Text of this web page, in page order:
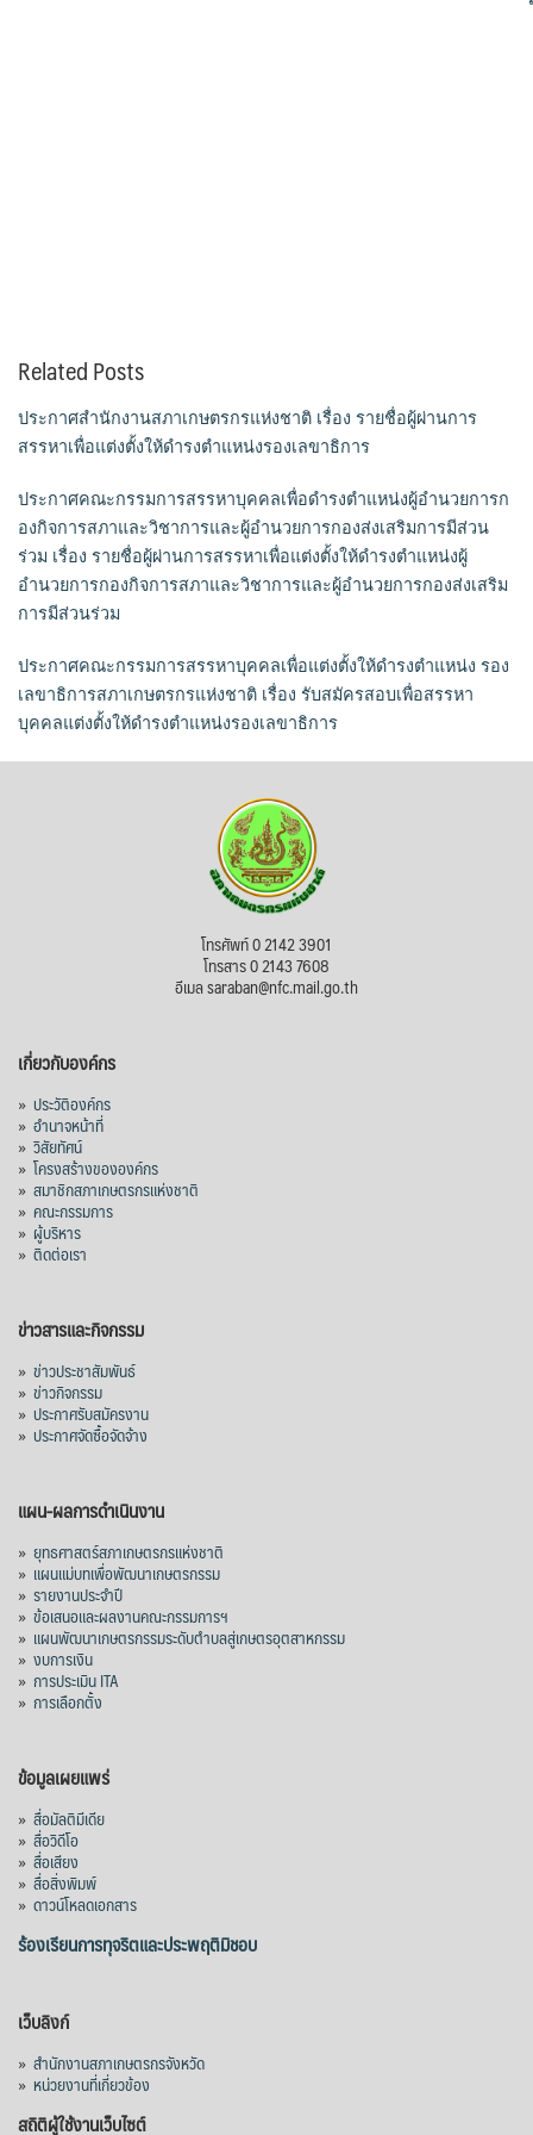
Related Posts
ประกาศสำนักงานสภาเกษตรกรแห่งชาติ เรื่อง รายชื่อผู้ผ่านการ
สรรหาเพื่อแต่งตั้งให้ดำรงตำแหน่งรองเลขาธิการ
ประกาศคณะกรรมการสรรหาบุคคลเพื่อดำรงตำแหน่งผู้อำนวยการก
องกิจการสภาและวิชาการและผู้อำนวยการกองส่งเสริมการมีส่วน
ร่วม เรื่อง รายชื่อผู้ผ่านการสรรหาเพื่อแต่งตั้งให้ดำรงตำแหน่งผู้
อำนวยการกองกิจการสภาและวิชาการและผู้อำนวยการกองส่งเสริม
การมีส่วนร่วม
ประกาศคณะกรรมการสรรหาบุคคลเพื่อแต่งตั้งให้ดำรงตำแหน่ง รอง
เลขาธิการสภาเกษตรกรแห่งชาติ เรื่อง รับสมัครสอบเพื่อสรรหา
บุคคลแต่งตั้งให้ดำรงตำแหน่งรองเลขาธิการ
โทรศัพท์ 0 2142 3901
โทรสาร 0 2143 7608
อีเมล saraban@nfc.mail.go.th
เกี่ยวกับองค์กร
» ประวัติองค์กร
» อำนาจหน้าที่
» วิสัยทัศน์
» โครงสร้างขององค์กร
» สมาชิกสภาเกษตรกรแห่งชาติ
» คณะกรรมการ
» ผู้บริหาร
» ติดต่อเรา
ข่าวสารและกิจกรรม
» ข่าวประชาสัมพันธ์
» ข่าวกิจกรรม
» ประกาศรับสมัครงาน
» ประกาศจัดซื้อจัดจ้าง
แผน-ผลการดำเนินงาน
» ยุทธศาสตร์สภาเกษตรกรแห่งชาติ
» แผนแม่บทเพื่อพัฒนาเกษตรกรรม
» รายงานประจำปี
» ข้อเสนอและผลงานคณะกรรมการฯ
» แผนพัฒนาเกษตรกรรมระดับตำบลสู่เกษตรอุตสาหกรรม
» งบการเงิน
» การประเมิน ITA
» การเลือกตั้ง
ข้อมูลเผยแพร่
» สื่อมัลติมีเดีย
» สื่อวิดีโอ
» สื่อเสียง
» สื่อสิ่งพิมพ์
» ดาวน์โหลดเอกสาร
ร้องเรียนการทุจริตและประพฤติมิชอบ
เว็บลิงก์
» สำนักงานสภาเกษตรกรจังหวัด
» หน่วยงานที่เกี่ยวข้อง
สถิติผู้ใช้งานเว็บไซต์